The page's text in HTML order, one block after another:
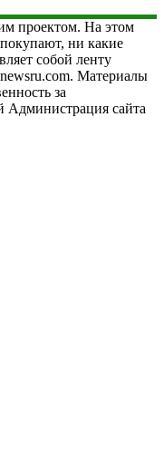
проектом. На этом
ни какие
собой ленту
Материалы
за
Администрация сайта